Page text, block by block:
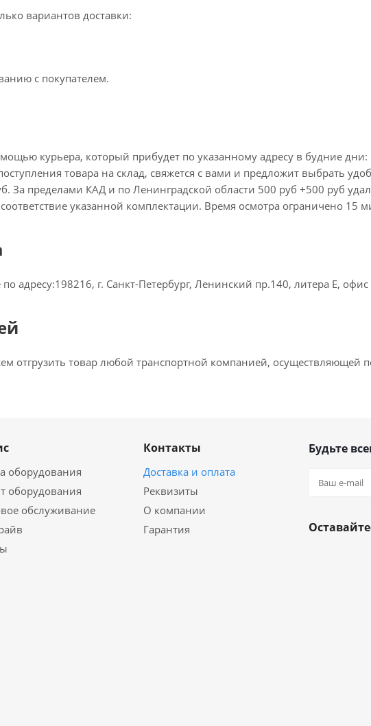
вариантов доставки:
с покупателем.
курьера, который прибудет по указанному адресу в будние
товара на склад, свяжется с вами и предложит выбрать
За пределами КАД и по Ленинградской области 500 руб +500 руб
указанной комплектации. Время осмотра ограничено 15
адресу:198216, г. Санкт-Петербург, Ленинский пр.140, литера Е, офис
отгрузить товар любой транспортной компанией, осуществляющей
оборудования
оборудования
обслуживание
Контакты
Доставка и оплата
Реквизиты
О компании
Гарантия
Будьте